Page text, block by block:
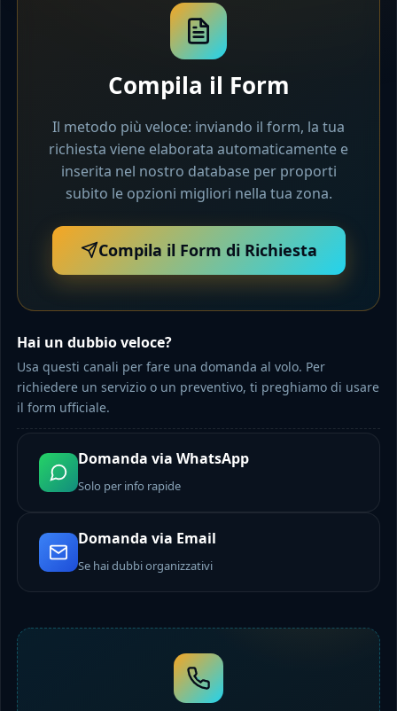
Compila il Form
Il metodo più veloce: inviando il form, la tua
richiesta viene elaborata automaticamente e
inserita nel nostro database per proporti
subito le opzioni migliori nella tua zona.
Compila il Form di Richiesta
Hai un dubbio veloce?
Usa questi canali per fare una domanda al volo. Per
richiedere un servizio o un preventivo, ti preghiamo di usare
il form ufficiale.
Domanda via WhatsApp
Solo per info rapide
Domanda via Email
Se hai dubbi organizzativi